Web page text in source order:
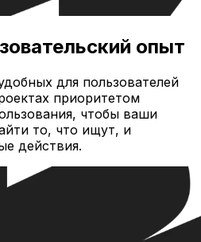
опыт
для пользователей
приоритетом
чтобы ваши
то, что ищут, и
действия.